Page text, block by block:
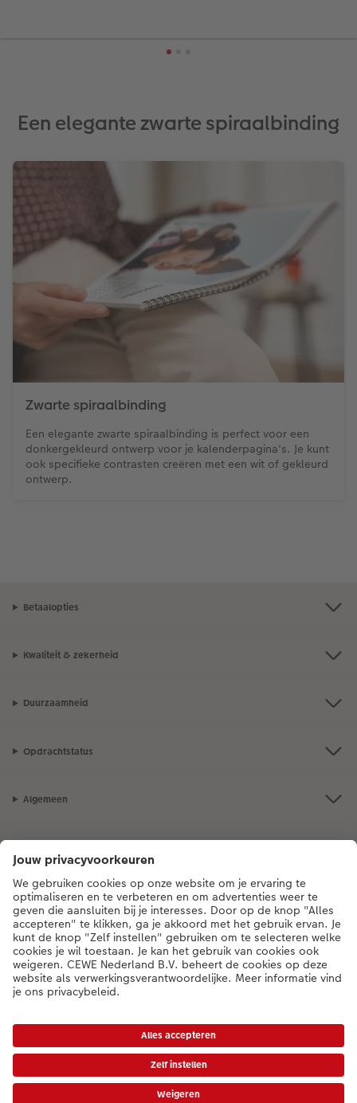
Een elegante zwarte spiraalbinding
Zwarte spiraalbinding
Een elegante zwarte spiraalbinding is perfect voor een
donkergekleurd ontwerp voor je kalenderpagina's. Je kunt
ook specifieke contrasten creëren met een wit of gekleurd
ontwerp.
Betaalopties
Kwaliteit & zekerheid
Duurzaamheid
Opdrachtstatus
Algemeen
Als je een vraag hebt over een product of bestelling, bel ons dan gerust:
0318 264 005[ma - vr 9:00 tot 20:00 u | za 9:00 tot 17:00 u | zo 12:00 tot
16:00 u]
NL|BE
* Tenzij anders vermeld, zijn alle vermelde prijzen inclusief btw en exclusief
verwerkings- en verzendkosten.
|Algemene voorwaarden|Privacy|Toegankelijkheid